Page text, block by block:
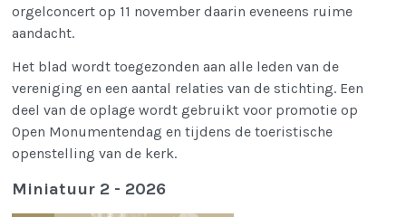
orgelconcert op 11 november daarin eveneens ruime
aandacht.
Het blad wordt toegezonden aan alle leden van de
vereniging en een aantal relaties van de stichting. Een
deel van de oplage wordt gebruikt voor promotie op
Open Monumentendag en tijdens de toeristische
openstelling van de kerk.
Miniatuur 2 - 2026